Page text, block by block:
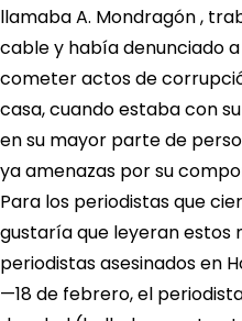
llamaba A. Mondragón ,
cable y había denunciado
cometer actos de
casa, cuando estaba con
en su mayor parte de
ya amenazas por su
Para los periodistas que
gustaría que leyeran
periodistas asesinados en
—18 de febrero, el